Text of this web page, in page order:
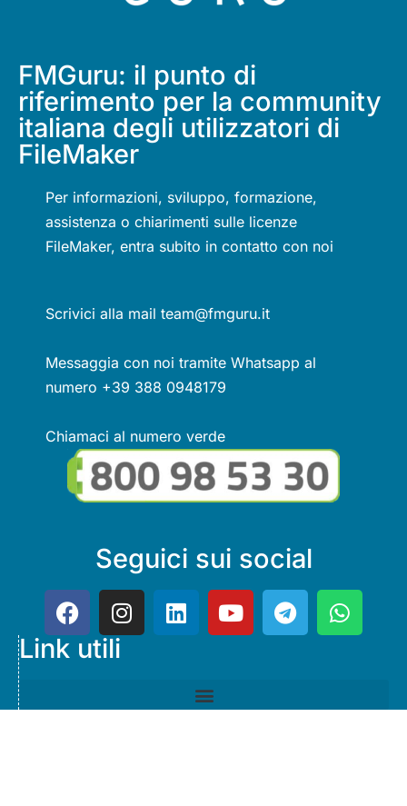
FMGuru: il punto di
riferimento per la community
italiana degli utilizzatori di
FileMaker
Per informazioni, sviluppo, formazione,
assistenza o chiarimenti sulle licenze
FileMaker, entra subito in contatto con noi
Scrivici alla mail team@fmguru.it
Messaggia con noi tramite Whatsapp al
numero +39 388 0948179
Chiamaci al numero verde
Seguici sui social
Link utili